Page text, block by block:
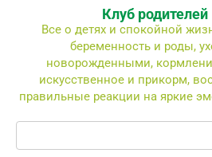
Клуб родителей
Все о детях и спокойной
беременность и роды,
новорожденными,
искусственное и прикорм,
правильные реакции на яркие
Поиск: